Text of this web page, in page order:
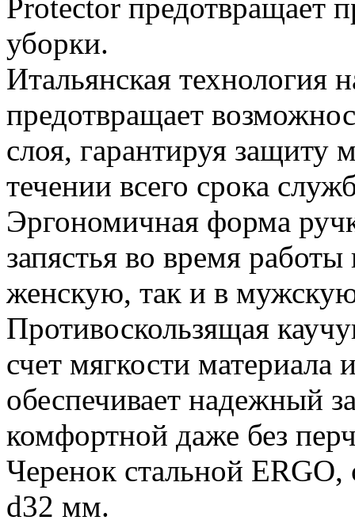
Protector предотвращает
уборки.
Итальянская технология
предотвращает
слоя, гарантируя защиту
течении всего срока
Эргономичная форма
запястья во время
женскую, так и в
Противоскользящая
счет мягкости
обеспечивает надежный
комфортной даже без
Черенок стальной
d32 мм.